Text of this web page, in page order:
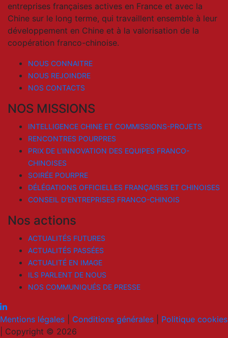
entreprises françaises actives en France et avec la
Chine sur le long terme, qui travaillent ensemble à leur
développement en Chine et à la valorisation de la
coopération franco-chinoise.
NOUS CONNAITRE
NOUS REJOINDRE
NOS CONTACTS
NOS MISSIONS
INTELLIGENCE CHINE ET COMMISSIONS-PROJETS
RENCONTRES POURPRES
PRIX DE L’INNOVATION DES EQUIPES FRANCO-
CHINOISES
SOIRÉE POURPRE
DÉLÉGATIONS OFFICIELLES FRANÇAISES ET CHINOISES
CONSEIL D’ENTREPRISES FRANCO-CHINOIS
Nos actions
ACTUALITÉS FUTURES
ACTUALITÉS PASSÉES
ACTUALITÉ EN IMAGE
ILS PARLENT DE NOUS
NOS COMMUNIQUÉS DE PRESSE
Mentions légales Conditions générales
Politique cookies
Copyright © 2026